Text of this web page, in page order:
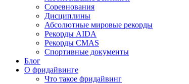
Соревнования
Дисциплины
Абсолютные мировые рекорды
Рекорды AIDA
Рекорды CMAS
Спортивные документы
Блог
О фридайвинге
Что такое фридайвинг